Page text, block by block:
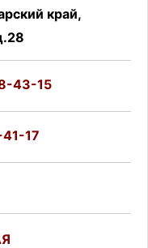
край,
43-15
17